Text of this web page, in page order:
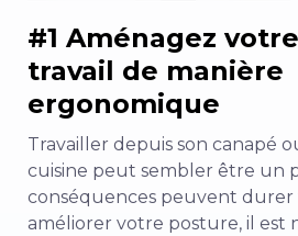
#1 Aménagez
travail de manière
ergonomique
Travailler depuis son canapé
cuisine peut sembler être un
conséquences peuvent durer
améliorer votre posture, il est